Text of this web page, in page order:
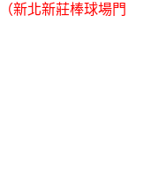
新北新莊棒球場門